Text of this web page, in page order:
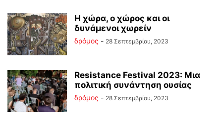
Η χώρα, ο χώρος και οι
δυνάμενοι χωρείν
δρόμος - 28 Σεπτεμβρίου, 2023
Resistance Festival 2023: Μια
πολιτική συνάντηση ουσίας
δρόμος - 28 Σεπτεμβρίου, 2023